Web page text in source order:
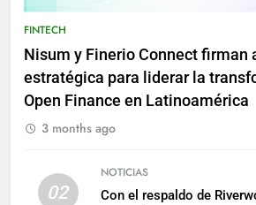
FINTECH
Nisum y Finerio Connect firman
estratégica para liderar la
Open Finance en Latinoamérica
3 months ago
02
NOTICIAS
Con el respaldo de